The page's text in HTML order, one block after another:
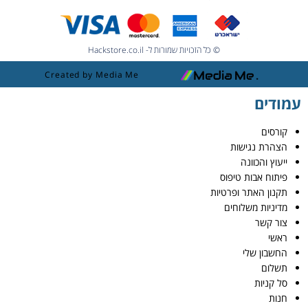
© כל הזכויות שמורות ל- Hackstore.co.il
Created by Media Me
עמודים
קורסים
הצהרת נגישות
ייעוץ והכוונה
פיתוח אבות טיפוס
תקנון האתר ופרטיות
מדיניות משלוחים
צור קשר
ראשי
החשבון שלי
תשלום
סל קניות
חנות